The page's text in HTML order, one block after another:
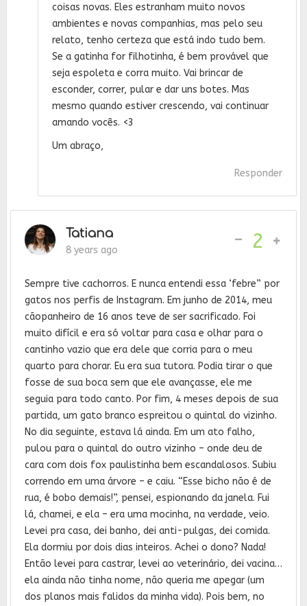
coisas novas. Eles estranham muito novos
ambientes e novas companhias, mas pelo seu
relato, tenho certeza que está indo tudo bem.
Se a gatinha for filhotinha, é bem provável que
seja espoleta e corra muito. Vai brincar de
esconder, correr, pular e dar uns botes. Mas
mesmo quando estiver crescendo, vai continuar
amando vocês. <3
Um abraço,
Responder
Tatiana
8 years ago - 2
Sempre tive cachorros. E nunca entendi essa ‘febre” por
gatos nos perfis de Instagram. Em junho de 2014, meu
cãopanheiro de 16 anos teve de ser sacrificado. Foi
muito difícil e era só voltar para casa e olhar para o
cantinho vazio que era dele que corria para o meu
quarto para chorar. Eu era sua tutora. Podia tirar o que
fosse de sua boca sem que ele avançasse, ele me
seguia para todo canto. Por fim, 4 meses depois de sua
partida, um gato branco espreitou o quintal do vizinho.
No dia seguinte, estava lá ainda. Em um ato falho,
pulou para o quintal do outro vizinho – onde deu de
cara com dois fox paulistinha bem escandalosos. Subiu
correndo em uma árvore – e caiu. “Esse bicho não é de
rua, é bobo demais!”, pensei, espionando da janela. Fui
lá, chamei, e ela – era uma mocinha, na verdade, veio.
Levei pra casa, dei banho, dei anti-pulgas, dei comida.
Ela dormiu por dois dias inteiros. Achei o dono? Nada!
Então levei para castrar, levei ao veterinário, dei vacina…
ela ainda não tinha nome, não queria me apegar (um
dos planos mais falidos da minha vida). Pois bem, no